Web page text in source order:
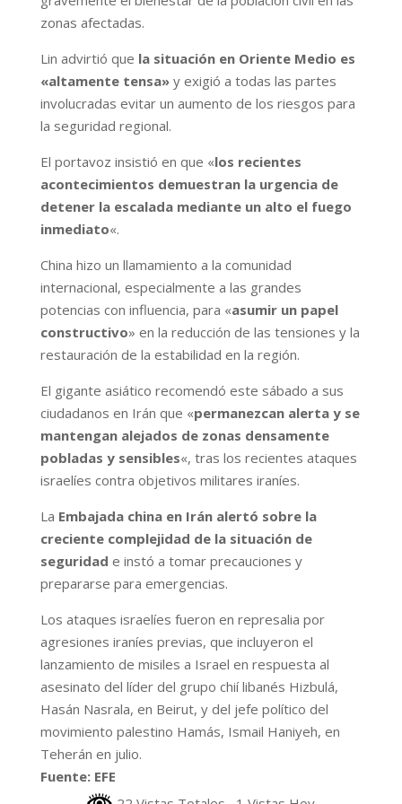
zonas afectadas.
Lin advirtió que la situación en Oriente Medio es
«altamente tensa»y exigió a todas las partes
involucradas evitar un aumento de los riesgos para
la seguridad regional.
El portavoz insistió en que «los recientes
acontecimientos demuestran la urgencia de
detener la escalada mediante un alto el fuego
inmediato«.
China hizo un llamamiento a la comunidad
internacional, especialmente a las grandes
potencias con influencia, para «asumir un papel
constructivo» en la reducción de las tensiones y la
restauración de la estabilidad en la región.
El gigante asiático recomendó este sábado a sus
ciudadanos en Irán que «permanezcan alerta y se
mantengan alejados de zonas densamente
pobladas y sensibles«, tras los recientes ataques
israelíes contra objetivos militares iraníes.
La Embajada china en Irán alertó sobre la
creciente complejidad de la situación de
seguridad e instó a tomar precauciones y
prepararse para emergencias.
Los ataques israelíes fueron en represalia por
agresiones iraníes previas, que incluyeron el
lanzamiento de misiles a Israel en respuesta al
asesinato del líder del grupo chií libanés Hizbulá,
Hasán Nasrala, en Beirut, y del jefe político del
movimiento palestino Hamás, Ismail Haniyeh, en
Teherán en julio.
Fuente: EFE